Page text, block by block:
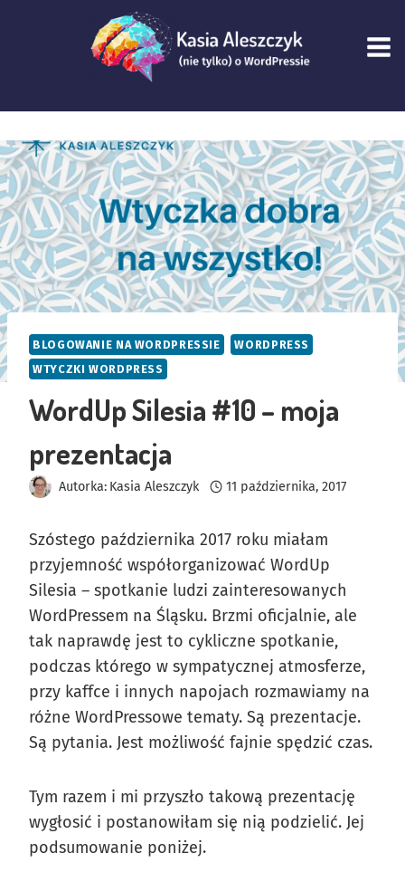
BLOGOWANIE NA WORDPRESSIE
WORDPRESS
WTYCZKI WORDPRESS
WordUp Silesia #10 – moja
prezentacja
Autorka: Kasia Aleszczyk 11 października, 2017
Szóstego października 2017 roku miałam
przyjemność współorganizować WordUp
Silesia – spotkanie ludzi zainteresowanych
WordPressem na Śląsku. Brzmi oficjalnie, ale
tak naprawdę jest to cykliczne spotkanie,
podczas którego w sympatycznej atmosferze,
przy kaffce i innych napojach rozmawiamy na
różne WordPressowe tematy. Są prezentacje.
Są pytania. Jest możliwość fajnie spędzić czas.
Tym razem i mi przyszło takową prezentację
wygłosić i postanowiłam się nią podzielić. Jej
podsumowanie poniżej.